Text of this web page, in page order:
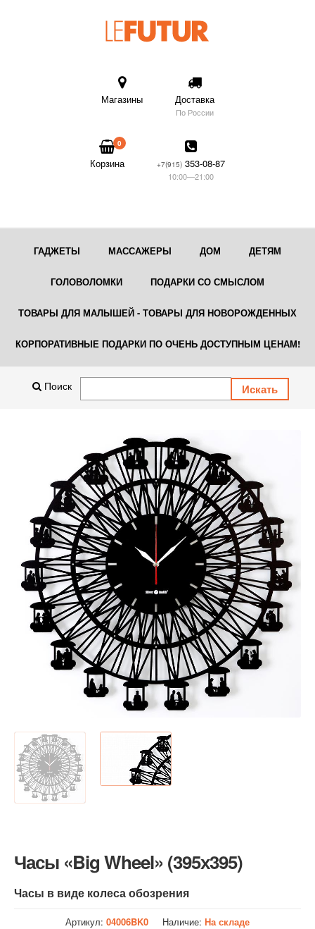
Магазины Доставка
По России
0
Корзина +7(915) 353-08-87
10:00—21:00
ГАДЖЕТЫ МАССАЖЕРЫ ДОМ ДЕТЯМ
ГОЛОВОЛОМКИ ПОДАРКИ СО СМЫСЛОМ
ТОВАРЫ ДЛЯ МАЛЫШЕЙ - ТОВАРЫ ДЛЯ НОВОРОЖДЕННЫХ
КОРПОРАТИВНЫЕ ПОДАРКИ ПО ОЧЕНЬ ДОСТУПНЫМ ЦЕНАМ!
Поиск
Часы «Big Wheel» (395х395)
Часы в виде колеса обозрения
Артикул: 04006BK0 Наличие:На складе